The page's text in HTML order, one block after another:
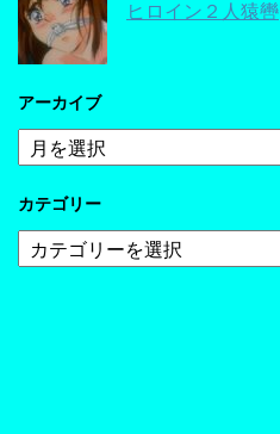
ヒロイン２人猿轡
アーカイブ
ア
ー
イ
カテゴリー
テ